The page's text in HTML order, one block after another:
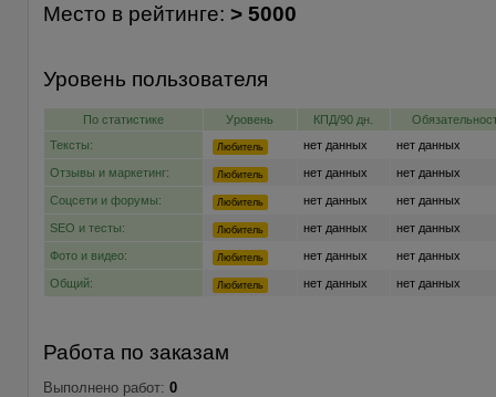
Место в рейтинге: > 5000
Уровень пользователя
По статистике Уровень КПД/90 дн.
Тексты:
Любитель нет данных нет данных
Отзывы и маркетинг: Любитель нет данных нет данных
Соцсети и форумы: Любитель нет данных нет данных
SEO и тесты: Любитель нет данных нет данных
Фото и видео: Любитель нет данных нет данных
Общий: Любитель нет данных нет данных
Работа по заказам
Выполнено работ: 0